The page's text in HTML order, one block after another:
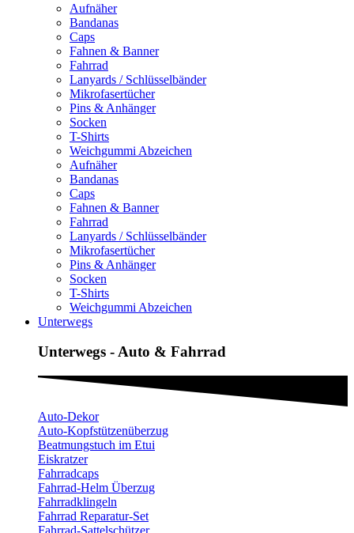
Aufnäher
Bandanas
Caps
Fahnen & Banner
Fahrrad
Lanyards / Schlüsselbänder
Mikrofasertücher
Pins & Anhänger
Socken
T-Shirts
Weichgummi Abzeichen
Aufnäher
Bandanas
Caps
Fahnen & Banner
Fahrrad
Lanyards / Schlüsselbänder
Mikrofasertücher
Pins & Anhänger
Socken
T-Shirts
Weichgummi Abzeichen
Unterwegs
Unterwegs - Auto & Fahrrad
Auto-Dekor
Auto-Kopfstützenüberzug
Beatmungstuch im Etui
Eiskratzer
Fahrradcaps
Fahrrad-Helm Überzug
Fahrradklingeln
Fahrrad Reparatur-Set